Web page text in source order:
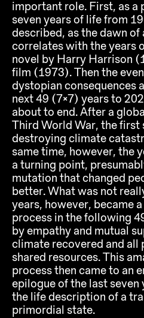
important role. First, as a
seven years of life from
described, as the dawn of
correlates with the years
novel by Harry Harrison
film (1973). Then the
dystopian consequences
next 49 (7×7) years to
about to end. After a
Third World War, the first
destroying climate
same time, however, the
a turning point,
mutation that changed
better. What was not
years, however, became
process in the following
by empathy and mutual
climate recovered and all
shared resources. This
process then came to an
epilogue of the last
the life description of a
primordial state.